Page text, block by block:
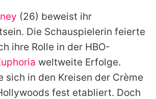
Impressum
Utiq verwalten
(26) beweist ihr
Die Schauspielerin feierte
ihre Rolle in der HBO-
weltweite Erfolge.
sich in den Kreisen der Crème
fest etabliert. Doch